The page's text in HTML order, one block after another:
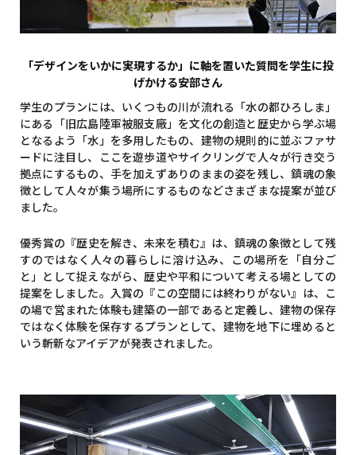
「デザインをいかに実現するか」に軸を置いた質問を学生に投
げかける安部さん
学生のプランには、いくつもの川が流れる「水の都ひろしま」
にある「旧広島陸軍被服支廠」を文化の創造と歴史から学ぶ場
となるよう「水」を多用したもの、建物の規則的に並ぶファサ
ードに注目し、ここを遊歩道やサイクリングで人々が行き交う
拠点にするもの、手を加えずありのままの姿を残し、鎮魂の象
徴として人々が集う場所にするものなどさまざまな提案が並び
ました。
優秀賞の『歴史を解き、未来を積む』は、鎮魂の象徴として残
すのではなく人々の暮らしに溶け込み、この場所を「自分ご
と」として捉えながら、歴史や平和について考える場としての
提案をしました。入賞の『この空間には終わりがない』は、こ
の場で営まれた体験も建築の一部であると定義し、建物の保存
ではなく体験を保存するプランとして、建物を地下に埋めると
いう斬新なアイデアが発表されました。